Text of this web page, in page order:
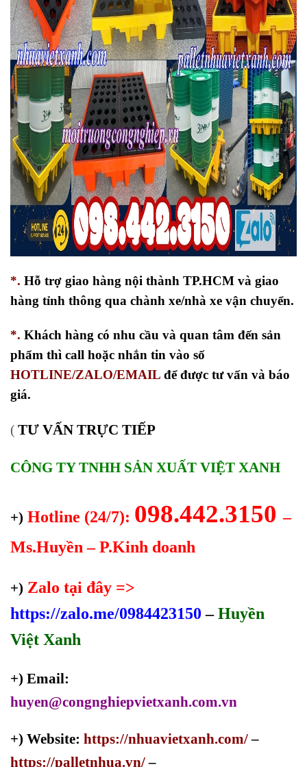
*. Hỗ trợ giao hàng nội thành TP.HCM và giao
hàng tỉnh thông qua chành xe/nhà xe vận chuyển.
*. Khách hàng có nhu cầu và quan tâm đến sản
phẩm thì call hoặc nhắn tin vào số
HOTLINE/ZALO/EMAIL để được tư vấn và báo
giá.
( TƯ VẤN TRỰC TIẾP
CÔNG TY TNHH SẢN XUẤT VIỆT XANH
+) Hotline (24/7): 098.442.3150–
Ms.Huyền – P.Kinh doanh
+) Zalo tại đây =>
https://zalo.me/0984423150 –Huyền
Việt Xanh
+) Email:
huyen@congnghiepvietxanh.com.vn
+) Website: https://nhuavietxanh.com/–
https://palletnhua.vn/ –